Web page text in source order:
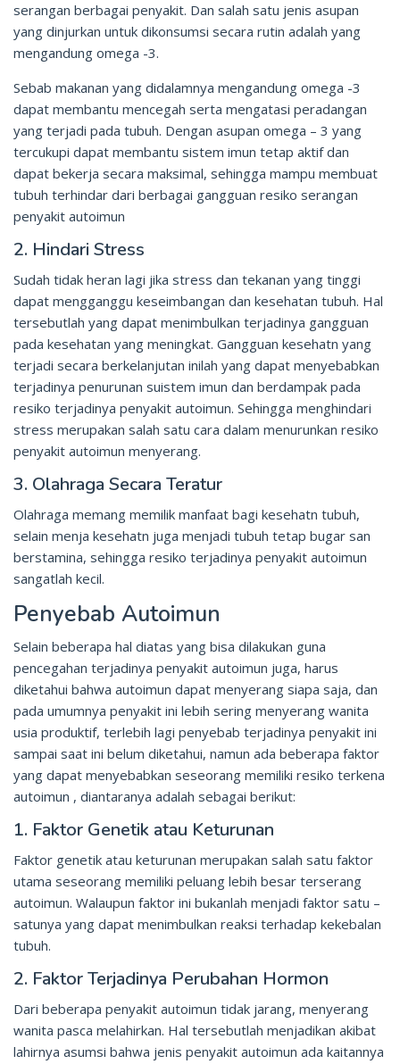
serangan berbagai penyakit. Dan salah satu jenis asupan
yang dinjurkan untuk dikonsumsi secara rutin adalah yang
mengandung omega -3.
Sebab makanan yang didalamnya mengandung omega -3
dapat membantu mencegah serta mengatasi peradangan
yang terjadi pada tubuh. Dengan asupan omega – 3 yang
tercukupi dapat membantu sistem imun tetap aktif dan
dapat bekerja secara maksimal, sehingga mampu membuat
tubuh terhindar dari berbagai gangguan resiko serangan
penyakit autoimun
2. Hindari Stress
Sudah tidak heran lagi jika stress dan tekanan yang tinggi
dapat mengganggu keseimbangan dan kesehatan tubuh. Hal
tersebutlah yang dapat menimbulkan terjadinya gangguan
pada kesehatan yang meningkat. Gangguan kesehatn yang
terjadi secara berkelanjutan inilah yang dapat menyebabkan
terjadinya penurunan suistem imun dan berdampak pada
resiko terjadinya penyakit autoimun. Sehingga menghindari
stress merupakan salah satu cara dalam menurunkan resiko
penyakit autoimun menyerang.
3. Olahraga Secara Teratur
Olahraga memang memilik manfaat bagi kesehatn tubuh,
selain menja kesehatn juga menjadi tubuh tetap bugar san
berstamina, sehingga resiko terjadinya penyakit autoimun
sangatlah kecil.
Penyebab Autoimun
Selain beberapa hal diatas yang bisa dilakukan guna
pencegahan terjadinya penyakit autoimun juga, harus
diketahui bahwa autoimun dapat menyerang siapa saja, dan
pada umumnya penyakit ini lebih sering menyerang wanita
usia produktif, terlebih lagi penyebab terjadinya penyakit ini
sampai saat ini belum diketahui, namun ada beberapa faktor
yang dapat menyebabkan seseorang memiliki resiko terkena
autoimun , diantaranya adalah sebagai berikut:
1. Faktor Genetik atau Keturunan
Faktor genetik atau keturunan merupakan salah satu faktor
utama seseorang memiliki peluang lebih besar terserang
autoimun. Walaupun faktor ini bukanlah menjadi faktor satu –
satunya yang dapat menimbulkan reaksi terhadap kekebalan
tubuh.
2. Faktor Terjadinya Perubahan Hormon
Dari beberapa penyakit autoimun tidak jarang, menyerang
wanita pasca melahirkan. Hal tersebutlah menjadikan akibat
lahirnya asumsi bahwa jenis penyakit autoimun ada kaitannya